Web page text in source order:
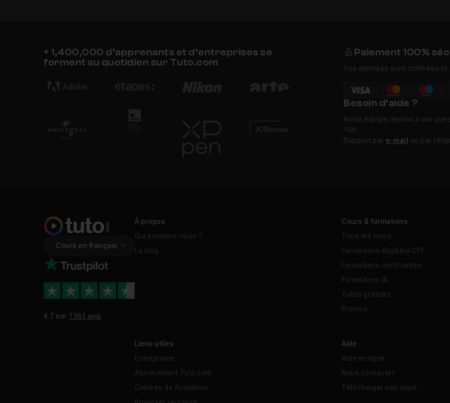
+ 1,400,000 d’apprenants et d’entreprises se
forment au quotidien sur Tuto.com
Paiement 100%
Vos données sont chiffrées
Besoin d’aide ?
Notre équipe répond à vos
16h.
Support par e-mail ou par
Cours en français
4.7 sur 1361 avis
À propos
Qui sommes-nous ?
Le blog
Cours & formations
Tous les tutos
Formations éligibles CPF
Formations certifiantes
Formations IA
Tutos gratuits
Promos
Liens utiles
Entreprises
Abonnement Tuto.com
Centres de formation
Aide
Aide en ligne
Nous contacter
Télécharger nos apps